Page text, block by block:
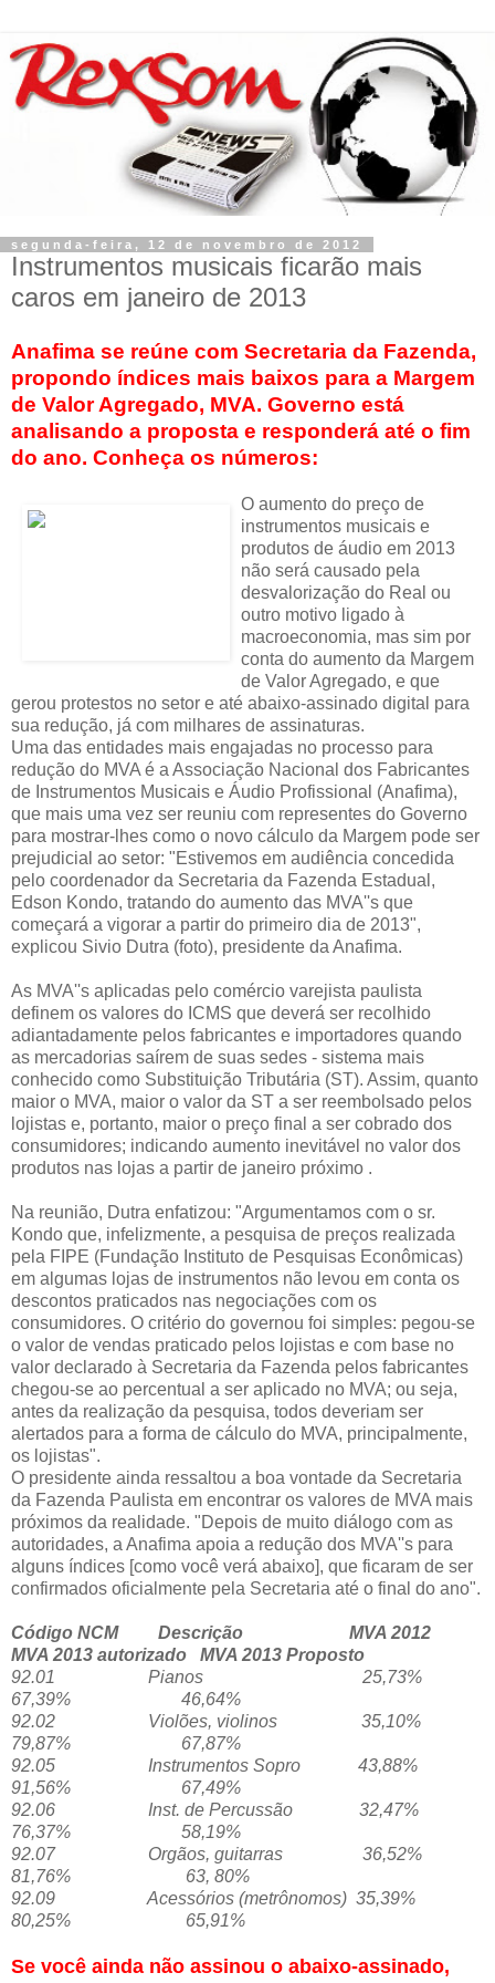
segunda-feira, 12 de novembro de 2012
Instrumentos musicais ficarão mais
caros em janeiro de 2013
Anafima se reúne com Secretaria da Fazenda,
propondo índices mais baixos para a Margem
de Valor Agregado, MVA. Governo está
analisando a proposta e responderá até o fim
do ano. Conheça os números:
O aumento do preço de
instrumentos musicais e
produtos de áudio em 2013
não será causado pela
desvalorização do Real ou
outro motivo ligado à
macroeconomia, mas sim por
conta do aumento da Margem
de Valor Agregado, e que
gerou protestos no setor e até abaixo-assinado digital para
sua redução, já com milhares de assinaturas.
Uma das entidades mais engajadas no processo para
redução do MVA é a Associação Nacional dos Fabricantes
de Instrumentos Musicais e Áudio Profissional (Anafima),
que mais uma vez ser reuniu com representes do Governo
para mostrar-lhes como o novo cálculo da Margem pode ser
prejudicial ao setor: "Estivemos em audiência concedida
pelo coordenador da Secretaria da Fazenda Estadual,
Edson Kondo, tratando do aumento das MVA''s que
começará a vigorar a partir do primeiro dia de 2013",
explicou Sivio Dutra (foto), presidente da Anafima.
As MVA''s aplicadas pelo comércio varejista paulista
definem os valores do ICMS que deverá ser recolhido
adiantadamente pelos fabricantes e importadores quando
as mercadorias saírem de suas sedes - sistema mais
conhecido como Substituição Tributária (ST). Assim, quanto
maior o MVA, maior o valor da ST a ser reembolsado pelos
lojistas e, portanto, maior o preço final a ser cobrado dos
consumidores; indicando aumento inevitável no valor dos
produtos nas lojas a partir de janeiro próximo .
Na reunião, Dutra enfatizou: "Argumentamos com o sr.
Kondo que, infelizmente, a pesquisa de preços realizada
pela FIPE (Fundação Instituto de Pesquisas Econômicas)
em algumas lojas de instrumentos não levou em conta os
descontos praticados nas negociações com os
consumidores. O critério do governou foi simples: pegou-se
o valor de vendas praticado pelos lojistas e com base no
valor declarado à Secretaria da Fazenda pelos fabricantes
chegou-se ao percentual a ser aplicado no MVA; ou seja,
antes da realização da pesquisa, todos deveriam ser
alertados para a forma de cálculo do MVA, principalmente,
os lojistas".
O presidente ainda ressaltou a boa vontade da Secretaria
da Fazenda Paulista em encontrar os valores de MVA mais
próximos da realidade. "Depois de muito diálogo com as
autoridades, a Anafima apoia a redução dos MVA''s para
alguns índices [como você verá abaixo], que ficaram de ser
confirmados oficialmente pela Secretaria até o final do ano".
Código NCM Descrição MVA 2012
MVA 2013 autorizado MVA 2013 Proposto
92.01 Pianos 25,73%
67,39% 46,64%
92.02 Violões, violinos 35,10%
79,87% 67,87%
92.05 Instrumentos Sopro 43,88%
91,56% 67,49%
92.06 Inst. de Percussão 32,47%
76,37% 58,19%
92.07 Orgãos, guitarras 36,52%
81,76% 63, 80%
92.09 Acessórios (metrônomos) 35,39%
80,25% 65,91%
Se você ainda não assinou o abaixo-assinado,